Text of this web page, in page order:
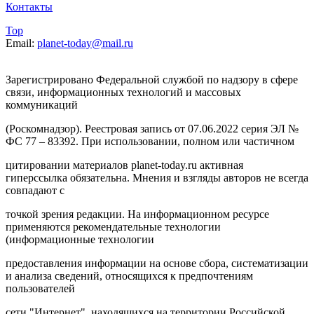
Контакты
Top
Email: planet-today@mail.ru
Зарегистрировано Федеральной службой по надзору в сфере
связи, информационных технологий и массовых
коммуникаций
(Роскомнадзор). Реестровая запись от 07.06.2022 серия ЭЛ №
ФС 77 – 83392. При использовании, полном или частичном
цитировании материалов planet-today.ru активная
гиперссылка обязательна. Мнения и взгляды авторов не всегда
совпадают с
точкой зрения редакции. На информационном ресурсе
применяются рекомендательные технологии
(информационные технологии
предоставления информации на основе сбора, систематизации
и анализа сведений, относящихся к предпочтениям
пользователей